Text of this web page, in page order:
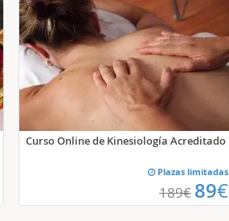
Curso Online de Kinesiología Acreditado
Plazas limitadas
189€ 89€